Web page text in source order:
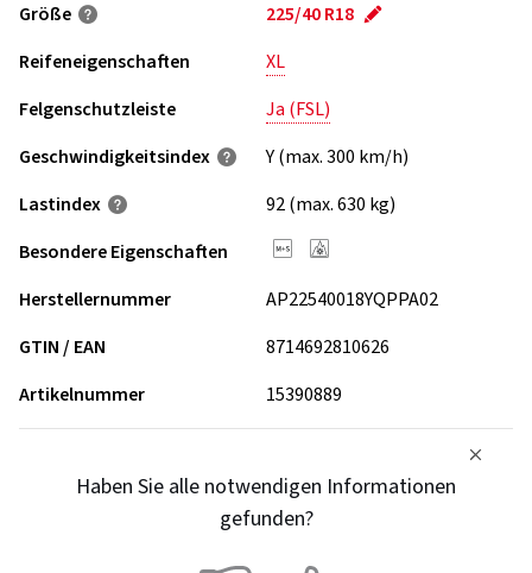
Größe
225/40 R18
Reifeneigenschaften
XL
Felgenschutzleiste
Ja (FSL)
Geschwindigkeits­index
Y (max. 300 km/h)
Lastindex
92 (max. 630 kg)
Besondere Eigenschaften
Herstellernummer
AP22540018YQPPA02
GTIN / EAN
8714692810626
Artikelnummer
15390889
Haben Sie alle notwendigen Informationen
gefunden?